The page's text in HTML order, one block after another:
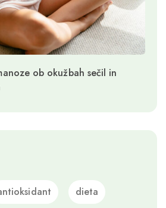
ob okužbah sečil in
dieta